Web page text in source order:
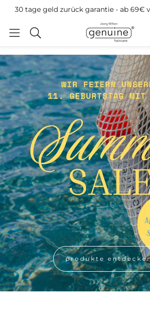
30 tage geld zurück garantie - ab 69€
Suche
produkte